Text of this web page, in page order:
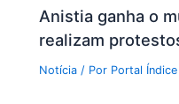
Anistia ganha o
realizam
Notícia / Por Portal Índice